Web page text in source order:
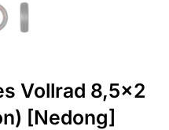
Vollrad 8,5×2
[Nedong]